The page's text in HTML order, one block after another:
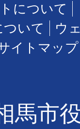
について
いて
ウ
イトマップ
馬市